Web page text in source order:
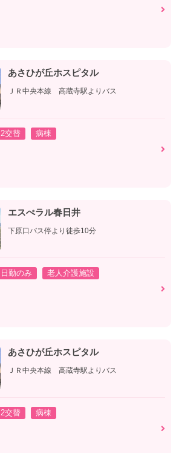
あさひが丘ホスピタル
ＪＲ中央本線 高蔵寺駅よりバス
2交替
病棟
エスぺラル春日井
下原口バス停より徒歩10分
日勤のみ
老人介護施設
あさひが丘ホスピタル
ＪＲ中央本線 高蔵寺駅よりバス
2交替
病棟